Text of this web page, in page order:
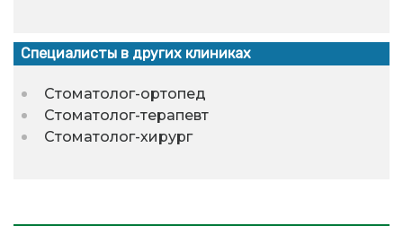
Специалисты в других клиниках
Стоматолог-ортопед
Стоматолог-терапевт
Стоматолог-хирург